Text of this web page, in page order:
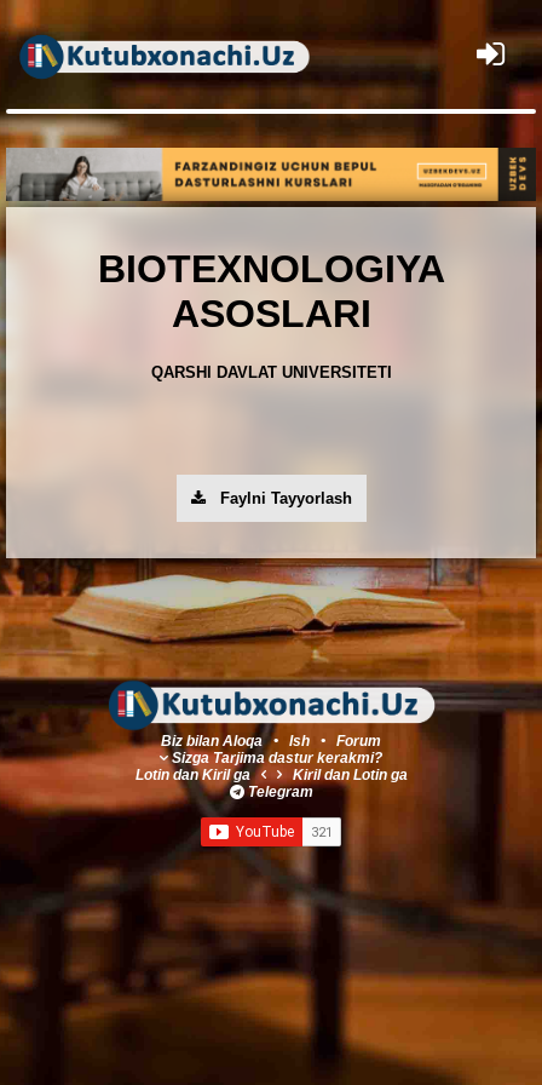
×
BIOTEXNOLOGIYA
ASOSLARI
QARSHl DAVLAT UNIVERSITETI
Faylni Tayyorlash
Biz bilan Aloqa • Ish • Forum
Sizga Tarjima dastur kerakmi?
LotindanKirilga Kirildan Lotinga
Telegram